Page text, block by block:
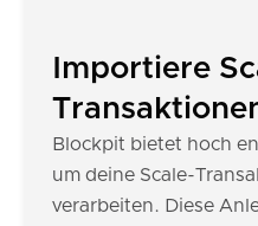
Importiere
Blockpit bietet hoch
um deine Scale-
verarbeiten. Diese